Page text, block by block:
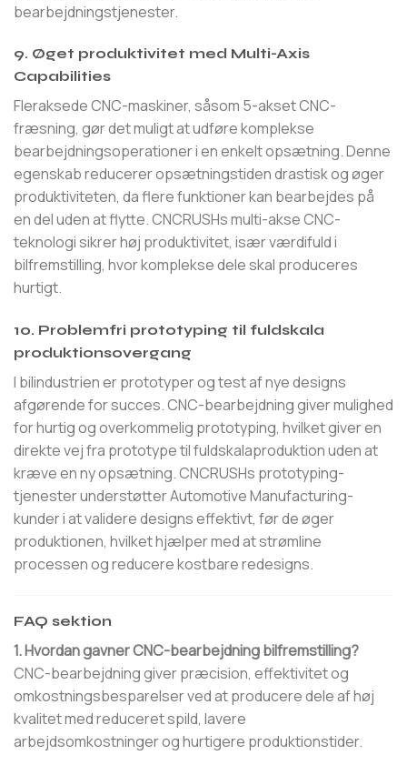
bearbejdningstjenester.
9. Øget produktivitet med Multi-Axis
Capabilities
Fleraksede CNC-maskiner, såsom 5-akset CNC-
fræsning, gør det muligt at udføre komplekse
bearbejdningsoperationer i en enkelt opsætning. Denne
egenskab reducerer opsætningstiden drastisk og øger
produktiviteten, da flere funktioner kan bearbejdes på
en del uden at flytte. CNCRUSHs multi-akse CNC-
teknologi sikrer høj produktivitet, især værdifuld i
bilfremstilling, hvor komplekse dele skal produceres
hurtigt.
10. Problemfri prototyping til fuldskala
produktionsovergang
I bilindustrien er prototyper og test af nye designs
afgørende for succes. CNC-bearbejdning giver mulighed
for hurtig og overkommelig prototyping, hvilket giver en
direkte vej fra prototype til fuldskalaproduktion uden at
kræve en ny opsætning. CNCRUSHs prototyping-
tjenester understøtter Automotive Manufacturing-
kunder i at validere designs effektivt, før de øger
produktionen, hvilket hjælper med at strømline
processen og reducere kostbare redesigns.
FAQ sektion
1. Hvordan gavner CNC-bearbejdning bilfremstilling?
CNC-bearbejdning giver præcision, effektivitet og
omkostningsbesparelser ved at producere dele af høj
kvalitet med reduceret spild, lavere
arbejdsomkostninger og hurtigere produktionstider.